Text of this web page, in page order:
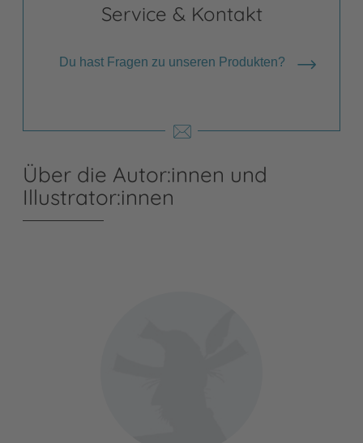
Service & Kontakt
Du hast Fragen zu unseren Produkten?
Über die Autor:innen und
Illustrator:innen